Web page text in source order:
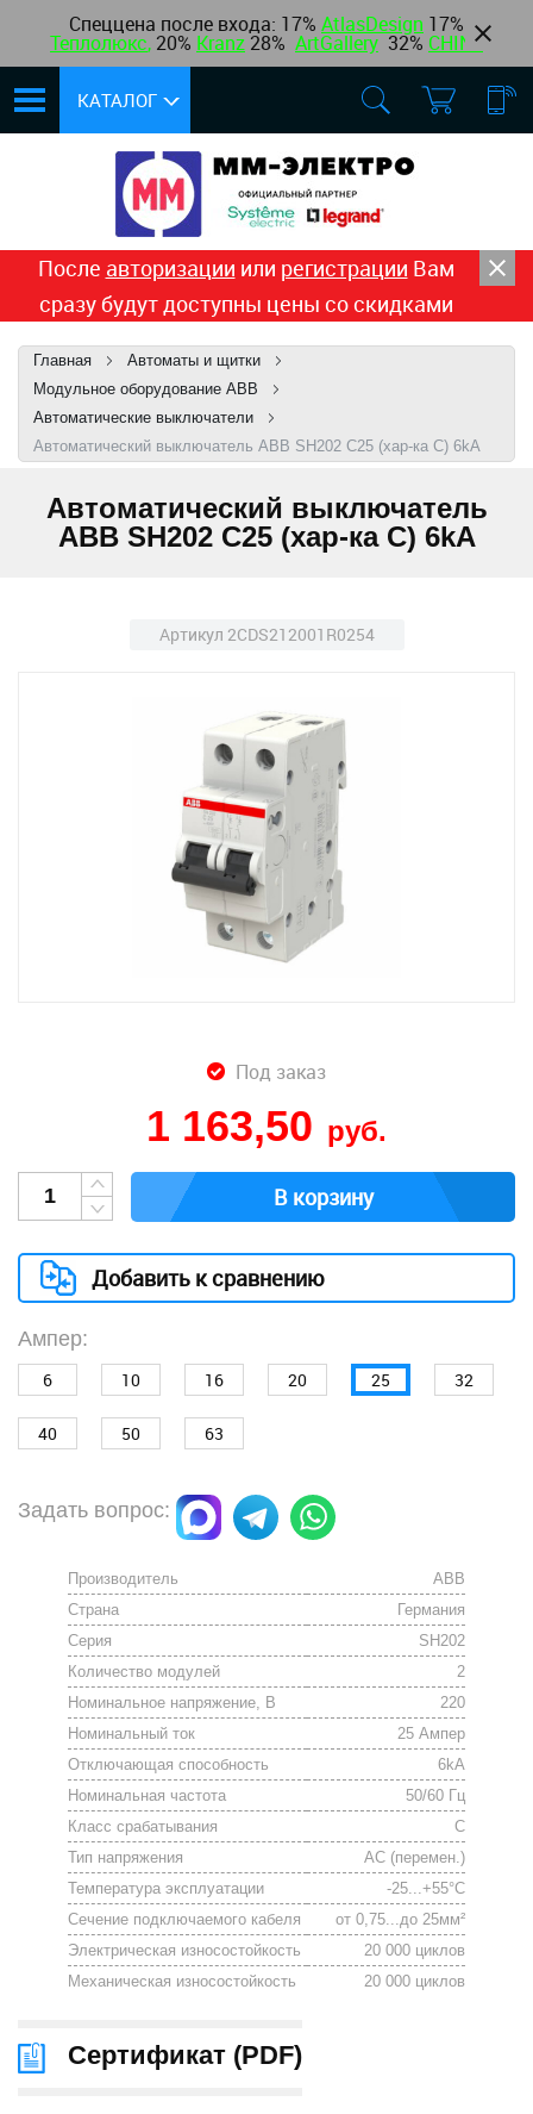
Спеццена после входа: 17% AtlasDesign 17%
Теплолюкс, 20% Kranz 28% ArtGallery 32% CHINT
КАТАЛОГ
После авторизации или регистрации Вам
сразу будут доступны цены со скидками
Главная
Автоматы и щитки
Модульное оборудование ABB
Автоматические выключатели
Автоматический выключатель ABB SH202 C25 (хар-ка C) 6kA
Автоматический выключатель
ABB SH202 C25 (хар-ка C) 6kA
Артикул 2CDS212001R0254
Под заказ
1 163,50 руб.
В корзину
Добавить к сравнению
Ампер:
6 10 16 20 25 32
40 50 63
Задать вопрос:
Производитель
ABB
Страна
Германия
Серия
SH202
Количество модулей
2
Номинальное напряжение, В
220
Номинальный ток
25 Ампер
Отключающая способность
6kA
Номинальная частота
50/60 Гц
Класс срабатывания
C
Тип напряжения
АС (перемен.)
Температура эксплуатации
-25...+55°С
Сечение подключаемого кабеля
от 0,75...до 25мм²
Электрическая износостойкость
20 000 циклов
Механическая износостойкость
20 000 циклов
Сертификат (PDF)